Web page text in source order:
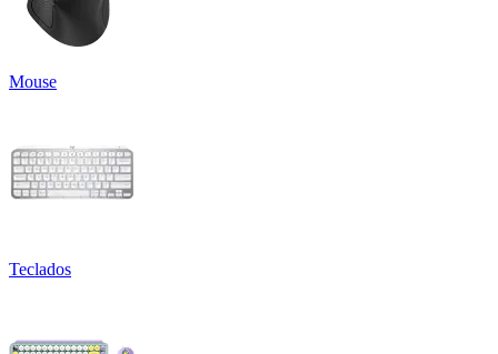
Mouse
Teclados